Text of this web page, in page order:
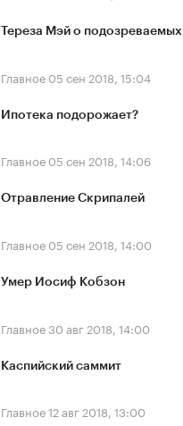
Тереза Мэй о подозреваемых
Главное 05 сен 2018, 15:04
Ипотека подорожает?
Главное 05 сен 2018, 14:06
Отравление Скрипалей
Главное 05 сен 2018, 14:00
Умер Иосиф Кобзон
Главное30 авг 2018, 14:00
Каспийский саммит
Главное12 авг 2018, 13:00